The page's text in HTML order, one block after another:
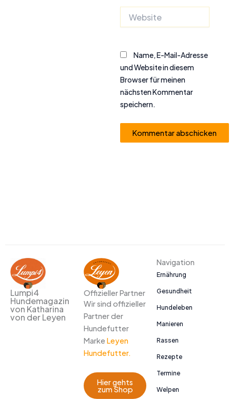
Name, E-Mail-Adresse
und Website in diesem
Browser für meinen
nächsten Kommentar
speichern.
Lumpi4
Hundemagazin
von Katharina
von der Leyen
Offizieller Partner
Wir sind offizieller
Partner der
Hundefutter
Marke Leyen
Hundefutter.
Hier gehts
zum Shop
Navigation
Ernährung
Gesundheit
Hundeleben
Manieren
Rassen
Rezepte
Termine
Welpen